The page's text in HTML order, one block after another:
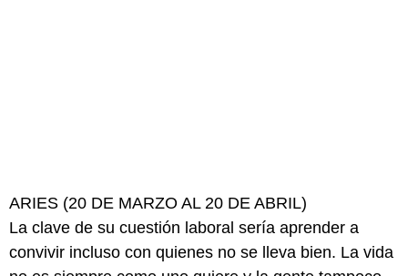
ARIES (20 DE MARZO AL 20 DE ABRIL)
La clave de su cuestión laboral sería aprender a
convivir incluso con quienes no se lleva bien. La vida